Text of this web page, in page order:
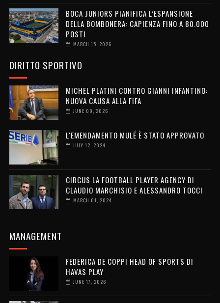
BOCA JUNIORS PIANIFICA L’ESPANSIONE
DELLA BOMBONERA: CAPIENZA FINO A 80.000
POSTI
MARCH 15, 2026
DIRITTO SPORTIVO
MICHEL PLATINI CONTRO GIANNI INFANTINO:
NUOVA CAUSA ALLA FIFA
JUNE 09, 2026
L'EMENDAMENTO MULÉ È STATO APPROVATO
JULY 12, 2024
CIRCUS LA FOOTBALL PLAYER AGENCY DI
CLAUDIO MARCHISIO E ALESSANDRO TOCCI
MARCH 01, 2024
MANAGEMENT
FEDERICA DE COPPI HEAD OF SPORTS DI
HAVAS PLAY
JUNE 17, 2026